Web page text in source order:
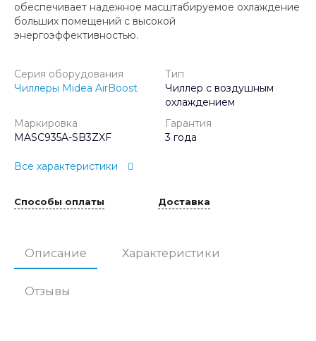
обеспечивает надежное масштабируемое охлаждение
больших помещений с высокой
энергоэффективностью.
Серия оборудования
Чиллеры Midea AirBoost
Тип
Чиллер с воздушным
охлаждением
Маркировка
MASC935A-SB3ZXF
Гарантия
3 года
Все характеристики
Способы оплаты Доставка
Описание Характеристики
Отзывы